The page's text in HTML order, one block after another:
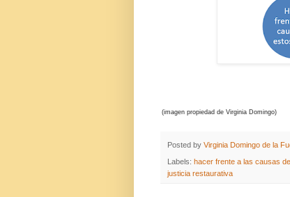
(imagen propiedad de Virginia Domingo)
Posted by Virginia Domingo de la
Labels: hacer frente a las causas
justicia restaurativa